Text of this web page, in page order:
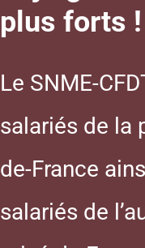
plus forts !
Le SNME-
salariés de la
de-France
salariés de